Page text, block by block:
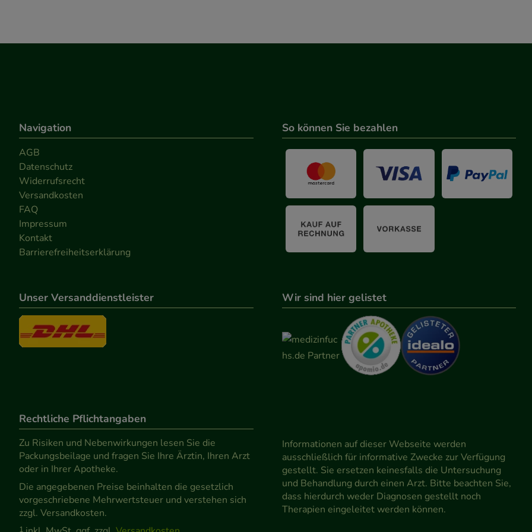
Navigation
AGB
Datenschutz
Widerrufsrecht
Versandkosten
FAQ
Impressum
Kontakt
Barrierefreiheitserklärung
So können Sie bezahlen
Unser Versanddienstleister Wir sind hier gelistet
Rechtliche Pflichtangaben
Zu Risiken und Nebenwirkungen lesen Sie die
Packungsbeilage und fragen Sie Ihre Ärztin, Ihren Arzt
oder in Ihrer Apotheke.
Die angegebenen Preise beinhalten die gesetzlich
vorgeschriebene Mehrwertsteuer und verstehen sich
zzgl. Versandkosten.
1
Informationen auf dieser Webseite werden
ausschließlich für informative Zwecke zur Verfügung
gestellt. Sie ersetzen keinesfalls die Untersuchung
und Behandlung durch einen Arzt. Bitte beachten Sie,
dass hierdurch weder Diagnosen gestellt noch
Therapien eingeleitet werden können.